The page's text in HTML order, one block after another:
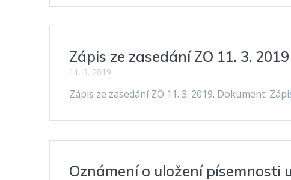
Zápis ze zasedání ZO 11. 3. 2019
11. 3. 2019
Zápis ze zasedání ZO 11. 3. 2019. Dokument:
Oznámení o uložení písemnosti